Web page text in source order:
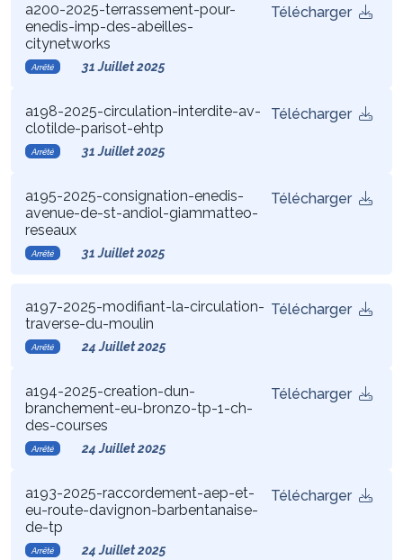
a200-2025-terrassement-pour-
enedis-imp-des-abeilles-
citynetworks
Télécharger
Arrêté 31 Juillet 2025
a198-2025-circulation-interdite-av-
clotilde-parisot-ehtp
Télécharger
Arrêté 31 Juillet 2025
a195-2025-consignation-enedis-
avenue-de-st-andiol-giammatteo-
reseaux
Télécharger
Arrêté 31 Juillet 2025
a197-2025-modifiant-la-circulation-
traverse-du-moulin
Télécharger
Arrêté 24 Juillet 2025
a194-2025-creation-dun-
branchement-eu-bronzo-tp-1-ch-
des-courses
Télécharger
Arrêté 24 Juillet 2025
a193-2025-raccordement-aep-et-
eu-route-davignon-barbentanaise-
de-tp
Télécharger
Arrêté 24 Juillet 2025